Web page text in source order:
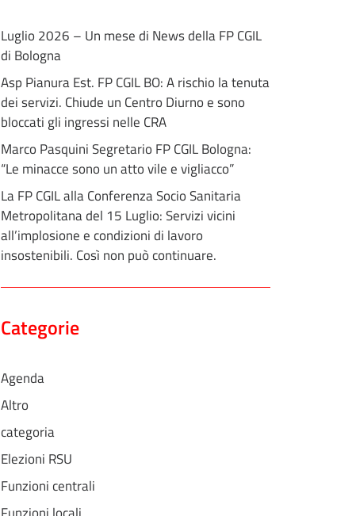
Luglio 2026 – Un mese di News della FP CGIL
di Bologna
Asp Pianura Est. FP CGIL BO: A rischio la tenuta
dei servizi. Chiude un Centro Diurno e sono
bloccati gli ingressi nelle CRA
Marco Pasquini Segretario FP CGIL Bologna:
“Le minacce sono un atto vile e vigliacco”
La FP CGIL alla Conferenza Socio Sanitaria
Metropolitana del 15 Luglio: Servizi vicini
all’implosione e condizioni di lavoro
insostenibili. Così non può continuare.
Categorie
Agenda
Altro
categoria
Elezioni RSU
Funzioni centrali